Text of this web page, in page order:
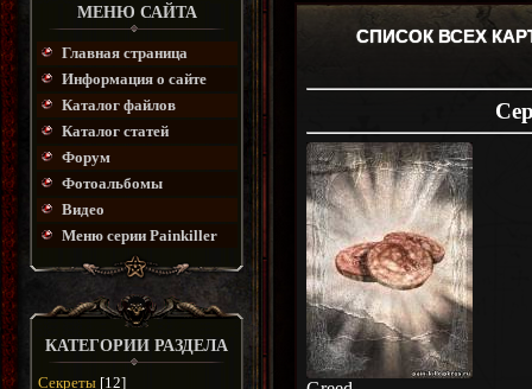
МЕНЮ САЙТА
Главная страница
Информация о сайте
Каталог файлов
Каталог статей
Форум
Фотоальбомы
Видео
Меню серии Painkiller
КАТЕГОРИИ РАЗДЕЛА
Секреты [12]
СПИСОК ВСЕХ КАРТ